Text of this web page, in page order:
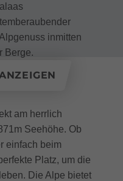
inmitten
Berge.
am herrlich
Seehöhe. Ob
einfach beim
Platz, um die
Die Alpe bietet